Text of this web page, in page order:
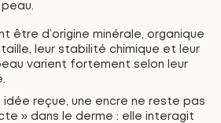
être d’origine minérale, organique
leur stabilité chimique et leur
varient fortement selon leur
reçue, une encre ne reste pas
» dans le derme : elle interagit